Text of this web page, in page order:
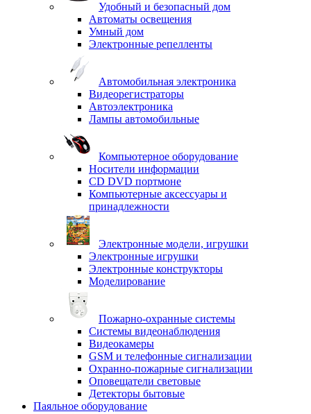
Удобный и безопасный дом
Автоматы освещения
Умный дом
Электронные репелленты
Автомобильная электроника
Видеорегистраторы
Автоэлектроника
Лампы автомобильные
Компьютерное оборудование
Носители информации
CD DVD портмоне
Компьютерные аксессуары и
принадлежности
Электронные модели, игрушки
Электронные игрушки
Электронные конструкторы
Моделирование
Пожарно-охранные системы
Системы видеонаблюдения
Видеокамеры
GSM и телефонные сигнализации
Охранно-пожарные сигнализации
Оповещатели световые
Детекторы бытовые
Паяльное оборудование